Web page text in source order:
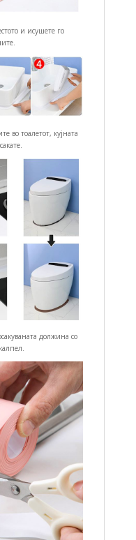
и исушете го
во тоалетот, кујната
должина со